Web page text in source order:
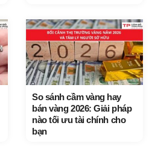
So sánh cầm vàng hay
bán vàng 2026: Giải pháp
nào tối ưu tài chính cho
bạn